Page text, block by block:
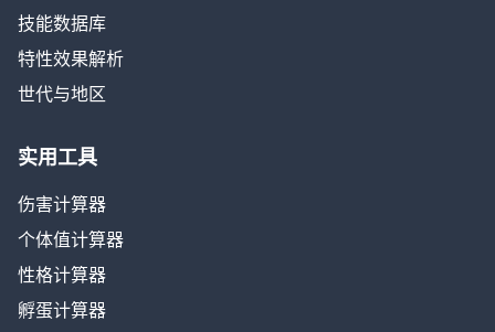
技能数据库
特性效果解析
世代与地区
实用工具
伤害计算器
个体值计算器
性格计算器
孵蛋计算器